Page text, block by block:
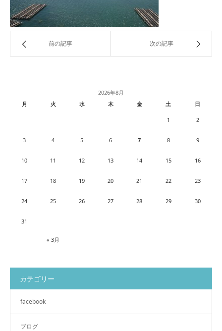
前の記事 次の記事
2026年8月
月
火 水 木 金 土 日
« 3月
1 2
3 4 5 6 7 8 9
10 11 12 13 14 15 16
17 18 19 20 21 22 23
24 25 26 27 28 29 30
31
カテゴリー
facebook
ブログ